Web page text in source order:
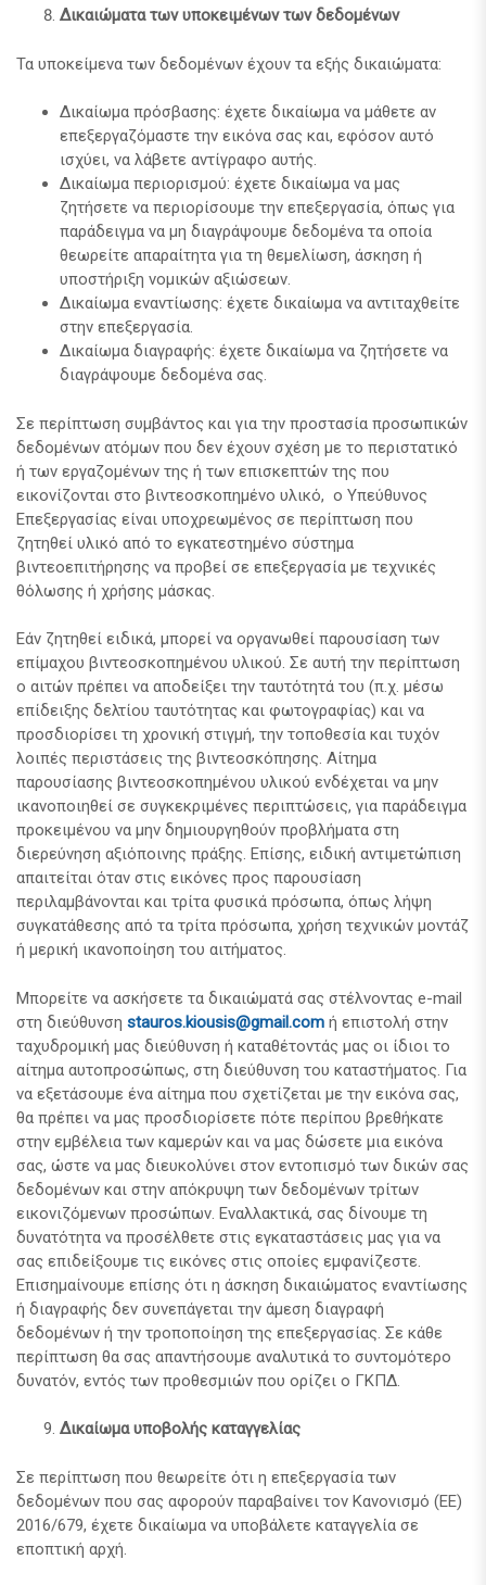
Δικαιώματα των υποκειμένων των δεδομένων
Τα υποκείμενα των δεδομένων έχουν τα εξής δικαιώματα:
Δικαίωμα πρόσβασης: έχετε δικαίωμα να μάθετε αν
επεξεργαζόμαστε την εικόνα σας και, εφόσον αυτό
ισχύει, να λάβετε αντίγραφο αυτής.
Δικαίωμα περιορισμού: έχετε δικαίωμα να μας
ζητήσετε να περιορίσουμε την επεξεργασία, όπως για
παράδειγμα να μη διαγράψουμε δεδομένα τα οποία
θεωρείτε απαραίτητα για τη θεμελίωση, άσκηση ή
υποστήριξη νομικών αξιώσεων.
Δικαίωμα εναντίωσης: έχετε δικαίωμα να αντιταχθείτε
στην επεξεργασία.
Δικαίωμα διαγραφής: έχετε δικαίωμα να ζητήσετε να
διαγράψουμε δεδομένα σας.
Σε περίπτωση συμβάντος και για την προστασία προσωπικών
δεδομένων ατόμων που δεν έχουν σχέση με το περιστατικό
ή των εργαζομένων της ή των επισκεπτών της που
εικονίζονται στο βιντεοσκοπημένο υλικό, ο Υπεύθυνος
Επεξεργασίας είναι υποχρεωμένος σε περίπτωση που
ζητηθεί υλικό από το εγκατεστημένο σύστημα
βιντεοεπιτήρησης να προβεί σε επεξεργασία με τεχνικές
θόλωσης ή χρήσης μάσκας.
Εάν ζητηθεί ειδικά, μπορεί να οργανωθεί παρουσίαση των
επίμαχου βιντεοσκοπημένου υλικού. Σε αυτή την περίπτωση
ο αιτών πρέπει να αποδείξει την ταυτότητά του (π.χ. μέσω
επίδειξης δελτίου ταυτότητας και φωτογραφίας) και να
προσδιορίσει τη χρονική στιγμή, την τοποθεσία και τυχόν
λοιπές περιστάσεις της βιντεοσκόπησης. Αίτημα
παρουσίασης βιντεοσκοπημένου υλικού ενδέχεται να μην
ικανοποιηθεί σε συγκεκριμένες περιπτώσεις, για παράδειγμα
προκειμένου να μην δημιουργηθούν προβλήματα στη
διερεύνηση αξιόποινης πράξης. Επίσης, ειδική αντιμετώπιση
απαιτείται όταν στις εικόνες προς παρουσίαση
περιλαμβάνονται και τρίτα φυσικά πρόσωπα, όπως λήψη
συγκατάθεσης από τα τρίτα πρόσωπα, χρήση τεχνικών μοντάζ
ή μερική ικανοποίηση του αιτήματος.
Μπορείτε να ασκήσετε τα δικαιώματά σας στέλνοντας e-mail
στη διεύθυνση stauros.kiousis@gmail.com ή επιστολή στην
ταχυδρομική μας διεύθυνση ή καταθέτοντάς μας οι ίδιοι το
αίτημα αυτοπροσώπως, στη διεύθυνση του καταστήματος. Για
να εξετάσουμε ένα αίτημα που σχετίζεται με την εικόνα σας,
θα πρέπει να μας προσδιορίσετε πότε περίπου βρεθήκατε
στην εμβέλεια των καμερών και να μας δώσετε μια εικόνα
σας, ώστε να μας διευκολύνει στον εντοπισμό των δικών σας
δεδομένων και στην απόκρυψη των δεδομένων τρίτων
εικονιζόμενων προσώπων. Εναλλακτικά, σας δίνουμε τη
δυνατότητα να προσέλθετε στις εγκαταστάσεις μας για να
σας επιδείξουμε τις εικόνες στις οποίες εμφανίζεστε.
Επισημαίνουμε επίσης ότι η άσκηση δικαιώματος εναντίωσης
ή διαγραφής δεν συνεπάγεται την άμεση διαγραφή
δεδομένων ή την τροποποίηση της επεξεργασίας. Σε κάθε
περίπτωση θα σας απαντήσουμε αναλυτικά το συντομότερο
δυνατόν, εντός των προθεσμιών που ορίζει ο ΓΚΠΔ.
Δικαίωμα υποβολής καταγγελίας
Σε περίπτωση που θεωρείτε ότι η επεξεργασία των
δεδομένων που σας αφορούν παραβαίνει τον Κανονισμό (ΕΕ)
2016/679, έχετε δικαίωμα να υποβάλετε καταγγελία σε
εποπτική αρχή.